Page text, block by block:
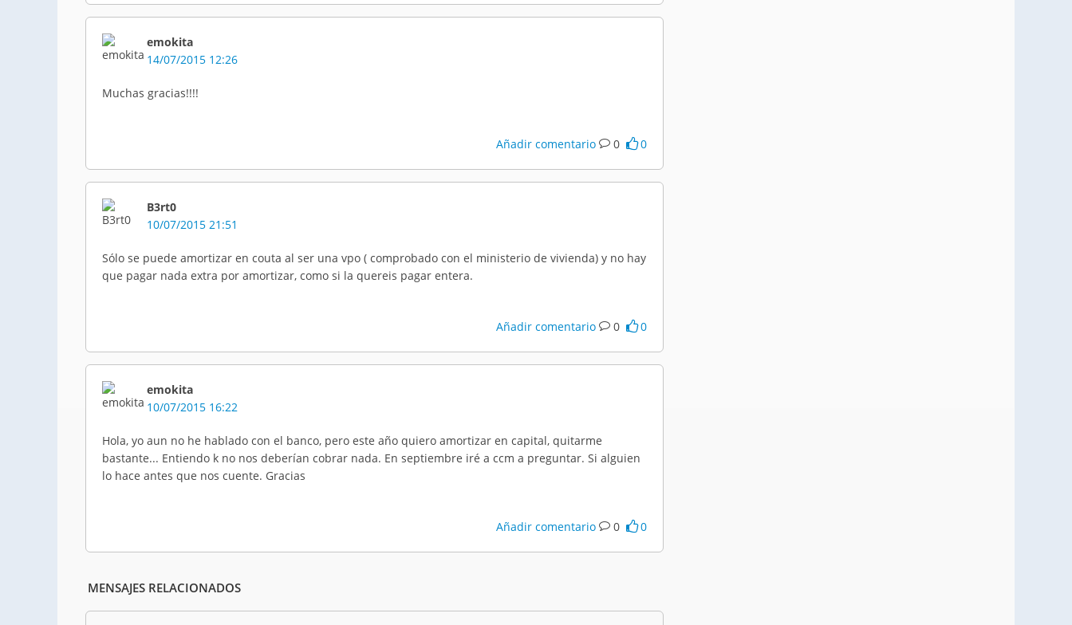
emokita
14/07/2015 12:26
Muchas gracias!!!!
Añadir comentario 0 0
B3rt0
10/07/2015 21:51
Sólo se puede amortizar en couta al ser una vpo ( comprobado con el ministerio de vivienda) y no hay
que pagar nada extra por amortizar, como si la quereis pagar entera.
Añadir comentario 0 0
emokita
10/07/2015 16:22
Hola, yo aun no he hablado con el banco, pero este año quiero amortizar en capital, quitarme
bastante... Entiendo k no nos deberían cobrar nada. En septiembre iré a ccm a preguntar. Si alguien
lo hace antes que nos cuente. Gracias
Añadir comentario 0 0
MENSAJES RELACIONADOS